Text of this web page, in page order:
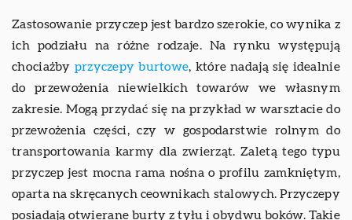
Zastosowanie przyczep jest bardzo szerokie, co wynika z
ich podziału na różne rodzaje. Na rynku występują
chociażby przyczepy burtowe, które nadają się idealnie
do przewożenia niewielkich towarów we własnym
zakresie. Mogą przydać się na przykład w warsztacie do
przewożenia części, czy w gospodarstwie rolnym do
transportowania karmy dla zwierząt. Zaletą tego typu
przyczep jest mocna rama nośna o profilu zamkniętym,
oparta na skręcanych ceownikach stalowych. Przyczepy
posiadają otwierane burty z tyłu i obydwu boków. Takie